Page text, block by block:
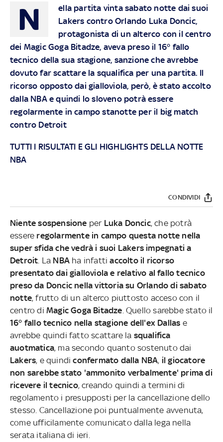
N
ella partita vinta sabato notte dai suoi
Lakers contro Orlando Luka Doncic,
protagonista di un alterco con il centro
dei Magic Goga Bitadze, aveva preso il 16° fallo
tecnico della sua stagione, sanzione che avrebbe
dovuto far scattare la squalifica per una partita. Il
ricorso opposto dai gialloviola, però, è stato accolto
dalla NBA e quindi lo sloveno potrà essere
regolarmente in campo stanotte per il big match
contro Detroit
TUTTI I RISULTATI E GLI HIGHLIGHTS DELLA NOTTE
NBA
CONDIVIDI
Niente sospensione per Luka Doncic, che potrà
essere regolarmente in campo questa notte nella
super sfida che vedrà i suoi Lakers impegnati a
Detroit . La NBA ha infattiaccolto il ricorso
presentato dai gialloviola e relativo al fallo tecnico
preso da Doncic nella vittoria su Orlando di sabato
notte, frutto di un alterco piuttosto acceso con il
centro di Magic Goga Bitadze . Quello sarebbe stato il
16° fallo tecnico nella stagione dell'ex Dallas e
avrebbe quindi fatto scattare la squalifica
auotmatica, ma secondo quanto sostenuto dai
Lakers, e quindiconfermato dalla NBA, il giocatore
non sarebbe stato 'ammonito verbalmente' prima di
ricevere il tecnico, creando quindi a termini di
regolamento i presupposti per la cancellazione dello
stesso. Cancellazione poi puntualmente avvenuta,
come ufficilamente comunicato dalla lega nella
serata italiana di ieri.